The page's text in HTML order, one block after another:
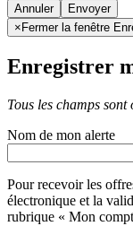
Annuler
× Fermer la fenêtre
Enregistrer
Tous les champs
Nom de mon alerte
Pour recevoir les
électronique et la
rubrique « Mon